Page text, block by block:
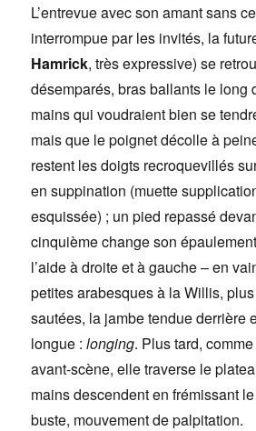
L’entrevue avec son amant sans
interrompue par les invités, la
Hamrick, très expressive) se
désemparés, bras ballants le long
mains qui voudraient bien se
mais que le poignet décolle à
restent les doigts recroquevillés
en suppination (muette
esquissée) ; un pied repassé
cinquième change son
l’aide à droite et à gauche – en
petites arabesques à la Willis,
sautées, la jambe tendue derrière
longue :longing. Plus tard,
avant-scène, elle traverse le
mains descendent en frémissant
buste, mouvement de palpitation.